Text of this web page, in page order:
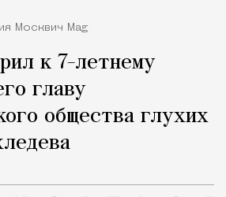
Москвич Mag
к 7-летнему
главу
общества глухих